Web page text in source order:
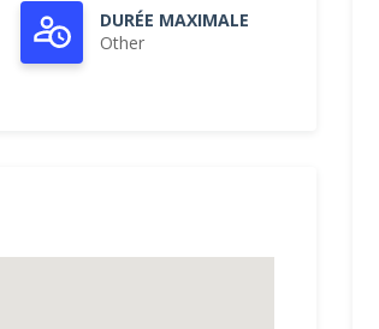
DURÉE MAXIMALE
Other